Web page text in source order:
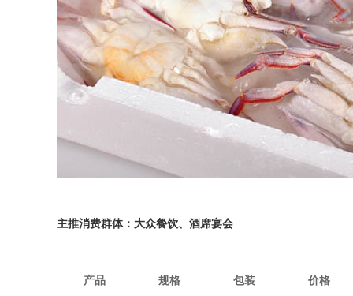
主推消费群体：大众餐饮、酒席宴会
产品 规格 包装 价格